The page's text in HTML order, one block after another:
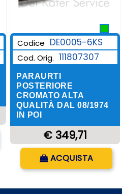
Codice DE0005-6KS
Cod. Orig. 111807307
PARAURTI
POSTERIORE
CROMATO ALTA
QUALITÀ DAL 08/1974
IN POI
€ 349,71
ACQUISTA